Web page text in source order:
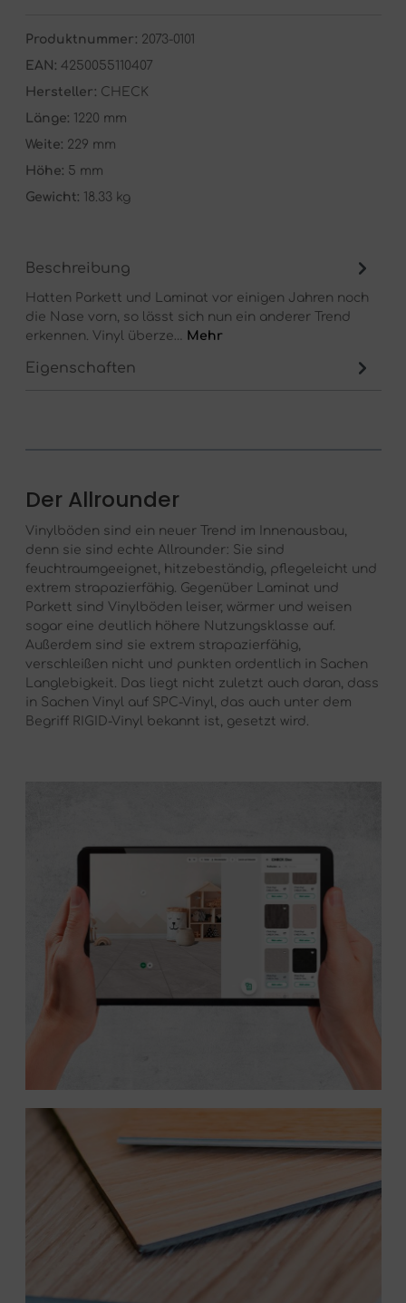
Produktnummer: 2073-0101
EAN: 4250055110407
Hersteller: CHECK
Länge: 1220 mm
Weite: 229 mm
Höhe: 5 mm
Gewicht: 18.33 kg
Beschreibung
Hatten Parkett und Laminat vor einigen Jahren noch
die Nase vorn, so lässt sich nun ein anderer Trend
erkennen. Vinyl überze… Mehr
Eigenschaften
Der Allrounder
Vinylböden sind ein neuer Trend im Innenausbau,
denn sie sind echte Allrounder: Sie sind
feuchtraumgeeignet, hitzebeständig, pflegeleicht und
extrem strapazierfähig. Gegenüber Laminat und
Parkett sind Vinylböden leiser, wärmer und weisen
sogar eine deutlich höhere Nutzungsklasse auf.
Außerdem sind sie extrem strapazierfähig,
verschleißen nicht und punkten ordentlich in Sachen
Langlebigkeit. Das liegt nicht zuletzt auch daran, dass
in Sachen Vinyl auf SPC-Vinyl, das auch unter dem
Begriff RIGID-Vinyl bekannt ist, gesetzt wird.